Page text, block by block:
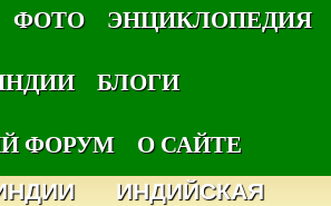
ФОТО
ЭНЦИКЛОПЕДИЯ
БЛОГИ
ФОРУМ
О САЙТЕ
ИНДИЙСКАЯ